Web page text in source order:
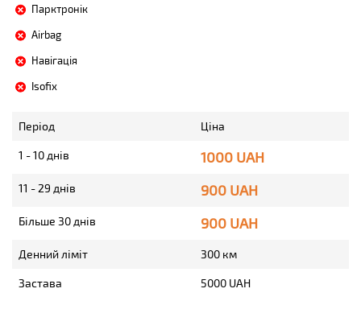
Парктронік
Airbag
Навігація
Isofix
Період Ціна
1 - 10 днів 1000 UAH
11 - 29 днів 900 UAH
Більше 30 днів 900 UAH
Денний ліміт 300 км
Застава 5000 UAH